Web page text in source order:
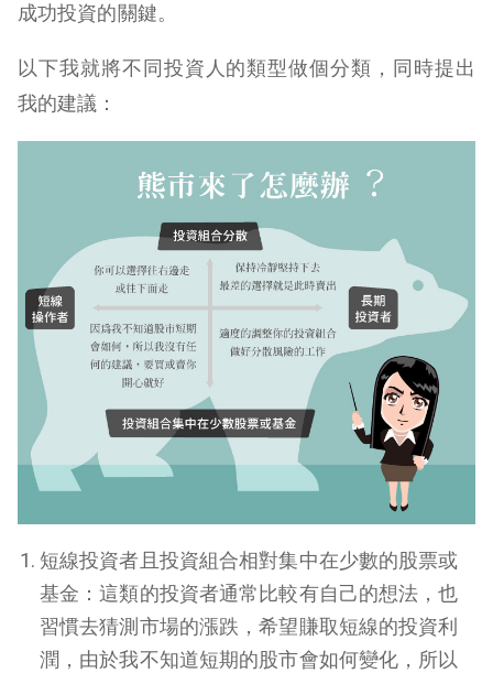
成功投資的關鍵。
以下我就將不同投資人的類型做個分類，同時提出
我的建議：
短線投資者且投資組合相對集中在少數的股票或
基金：這類的投資者通常比較有自己的想法，也
習慣去猜測市場的漲跌，希望賺取短線的投資利
潤，由於我不知道短期的股市會如何變化，所以